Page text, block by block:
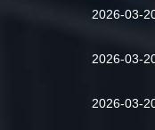
2026-03-
2026-03-
2026-03-